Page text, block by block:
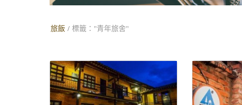
旅飯 / 標籤："青年旅舍"